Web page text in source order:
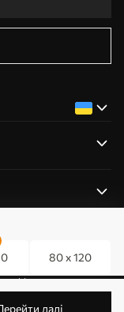
80 x 120
далі
cookie
Власник: